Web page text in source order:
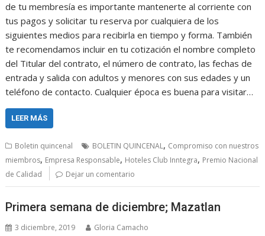
de tu membresía es importante mantenerte al corriente con
tus pagos y solicitar tu reserva por cualquiera de los
siguientes medios para recibirla en tiempo y forma. También
te recomendamos incluir en tu cotización el nombre completo
del Titular del contrato, el número de contrato, las fechas de
entrada y salida con adultos y menores con sus edades y un
teléfono de contacto. Cualquier época es buena para visitar…
LEER MÁS
Boletin quincenal BOLETIN QUINCENAL, Compromiso con nuestros
miembros, Empresa Responsable, Hoteles Club Inntegra, Premio Nacional
de Calidad
Dejar un comentario
Primera semana de diciembre; Mazatlan
3 diciembre, 2019 Gloria Camacho